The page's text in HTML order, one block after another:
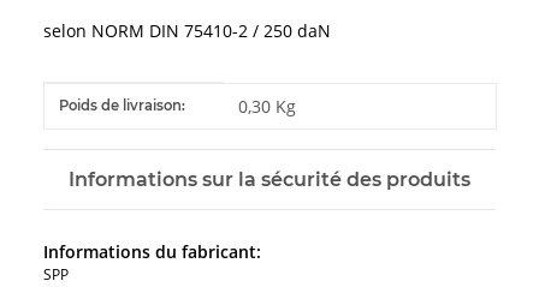
selon NORM DIN 75410-2 / 250 daN
#productDetails.itemInformation#
#productDetails.itemValue#
Poids de livraison: 0,30 Kg
Informations sur la sécurité des produits
Informations du fabricant:
SPP